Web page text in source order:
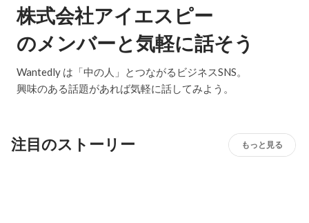
株式会社アイエスピー
のメンバーと気軽に話そう
Wantedly は「中の人」とつながるビジネスSNS。
興味のある話題があれば気軽に話してみよう。
注目のストーリー もっと見る